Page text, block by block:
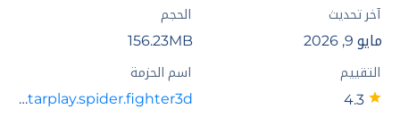
آخر تحديث
مايو 9, 2026
الحجم
156.23MB
التقييم اسم الحزمة
com.starplay.spider.fighter3d